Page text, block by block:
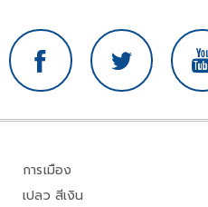
การเมือง
เปลว สีเงิน